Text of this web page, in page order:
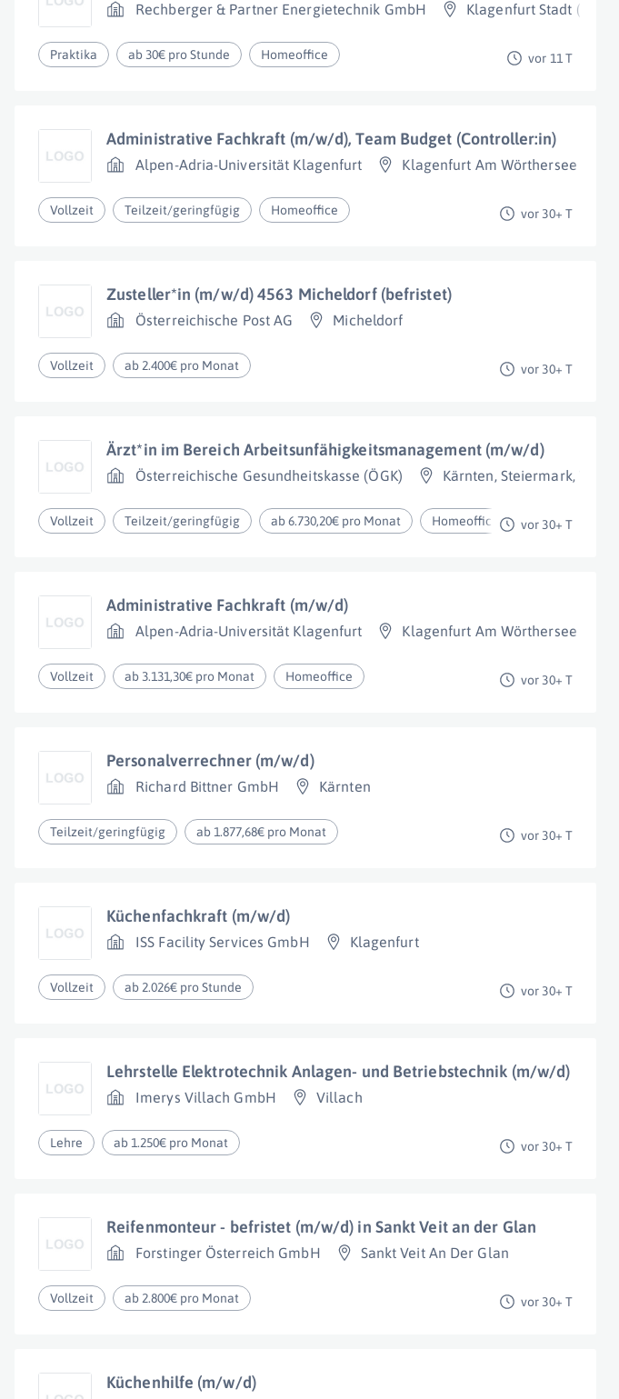
Rechberger & Partner Energietechnik GmbH Klagenfurt Stadt (Bezirk)
Praktika ab 30€ pro Stunde Homeoffice vor 11 T
Administrative Fachkraft (m/w/d), Team Budget (Controller:in)
Alpen-Adria-Universität Klagenfurt Klagenfurt Am Wörthersee
Vollzeit Teilzeit/geringfügig Homeoffice vor 30+ T
Zusteller*in (m/w/d) 4563 Micheldorf (befristet)
Österreichische Post AG Micheldorf
Vollzeit ab 2.400€ pro Monat vor 30+ T
Ärzt*in im Bereich Arbeitsunfähigkeitsmanagement (m/w/d)
Österreichische Gesundheitskasse (ÖGK) Kärnten, Steiermark,
Vollzeit Teilzeit/geringfügig ab 6.730,20€ pro Monat Homeoffice vor 30+ T
Administrative Fachkraft (m/w/d)
Alpen-Adria-Universität Klagenfurt Klagenfurt Am Wörthersee
Vollzeit ab 3.131,30€ pro Monat Homeoffice vor 30+ T
Personalverrechner (m/w/d)
Richard Bittner GmbH Kärnten
Teilzeit/geringfügig ab 1.877,68€ pro Monat vor 30+ T
Küchenfachkraft (m/w/d)
ISS Facility Services GmbH Klagenfurt
Vollzeit ab 2.026€ pro Stunde vor 30+ T
Lehrstelle Elektrotechnik Anlagen- und Betriebstechnik (m/w/d)
Imerys Villach GmbH Villach
Lehre ab 1.250€ pro Monat vor 30+ T
Reifenmonteur - befristet (m/w/d) in Sankt Veit an der Glan
Forstinger Österreich GmbH Sankt Veit An Der Glan
Vollzeit ab 2.800€ pro Monat vor 30+ T
Küchenhilfe (m/w/d)